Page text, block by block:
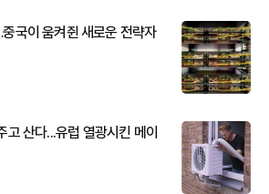
국이 움켜쥔 새로운 전략자
산다...유럽 열광시킨 메이